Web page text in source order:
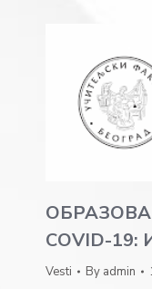
COVID-
Vesti By admin